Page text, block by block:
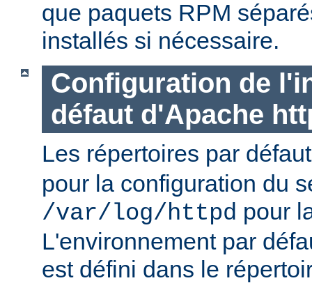
que paquets RPM
installés si nécessaire.
Configuration de
défaut d'Apache
Les répertoires par
pour la configuration du
/var/log/httpd pour
L'environnement par
est défini dans le